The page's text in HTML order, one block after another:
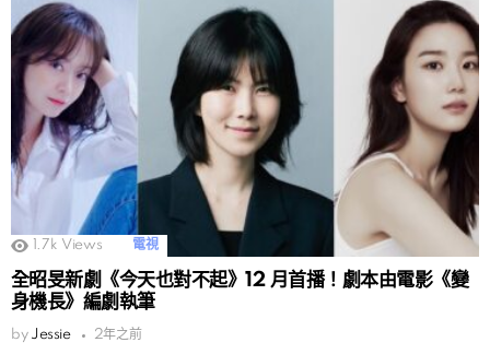
1.7k Views 電視
全昭旻新劇《今天也對不起》12 月首播！劇本由電影《變
身機長》編劇執筆
by Jessie 2年之前